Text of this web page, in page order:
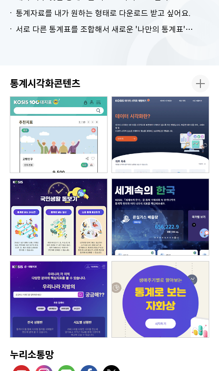
통계자료를 내가 원하는 형태로 다운로드 받고 싶어요.
서로 다른 통계표를 조합해서 새로운 '나만의 통계표'를 만들고 싶어요.
통계시각화콘텐츠
누리소통망